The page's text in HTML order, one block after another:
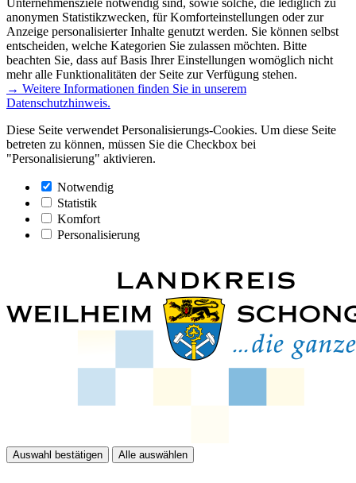
Unternehmensziele notwendig sind, sowie solche, die lediglich zu
anonymen Statistikzwecken, für Komforteinstellungen oder zur
Anzeige personalisierter Inhalte genutzt werden. Sie können selbst
entscheiden, welche Kategorien Sie zulassen möchten. Bitte
beachten Sie, dass auf Basis Ihrer Einstellungen womöglich nicht
mehr alle Funktionalitäten der Seite zur Verfügung stehen.
→ Weitere Informationen finden Sie in unserem
Datenschutzhinweis.
Diese Seite verwendet Personalisierungs-Cookies. Um diese Seite
betreten zu können, müssen Sie die Checkbox bei
"Personalisierung" aktivieren.
Notwendig
Statistik
Komfort
Personalisierung
Auswahl bestätigen Alle auswählen